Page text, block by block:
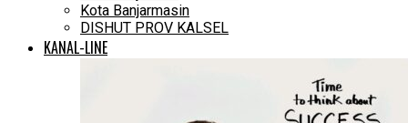
Kota Banjarmasin
DISHUT PROV KALSEL
KANAL-LINE